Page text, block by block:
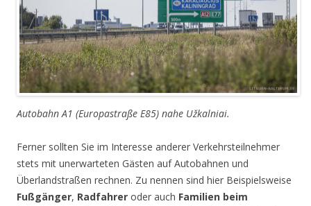
Autobahn A1 (Europastraße E85) nahe Užkalniai.
Ferner sollten Sie im Interesse anderer Verkehrsteilnehmer
stets mit unerwarteten Gästen auf Autobahnen und
Überlandstraßen rechnen. Zu nennen sind hier Beispielsweise
Fußgänger, Radfahrer oder auch Familien beim